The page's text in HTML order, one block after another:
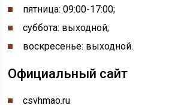
пятница: 09:00-17:00;
суббота: выходной;
воскресенье: выходной.
Официальный сайт
csvhmao.ru